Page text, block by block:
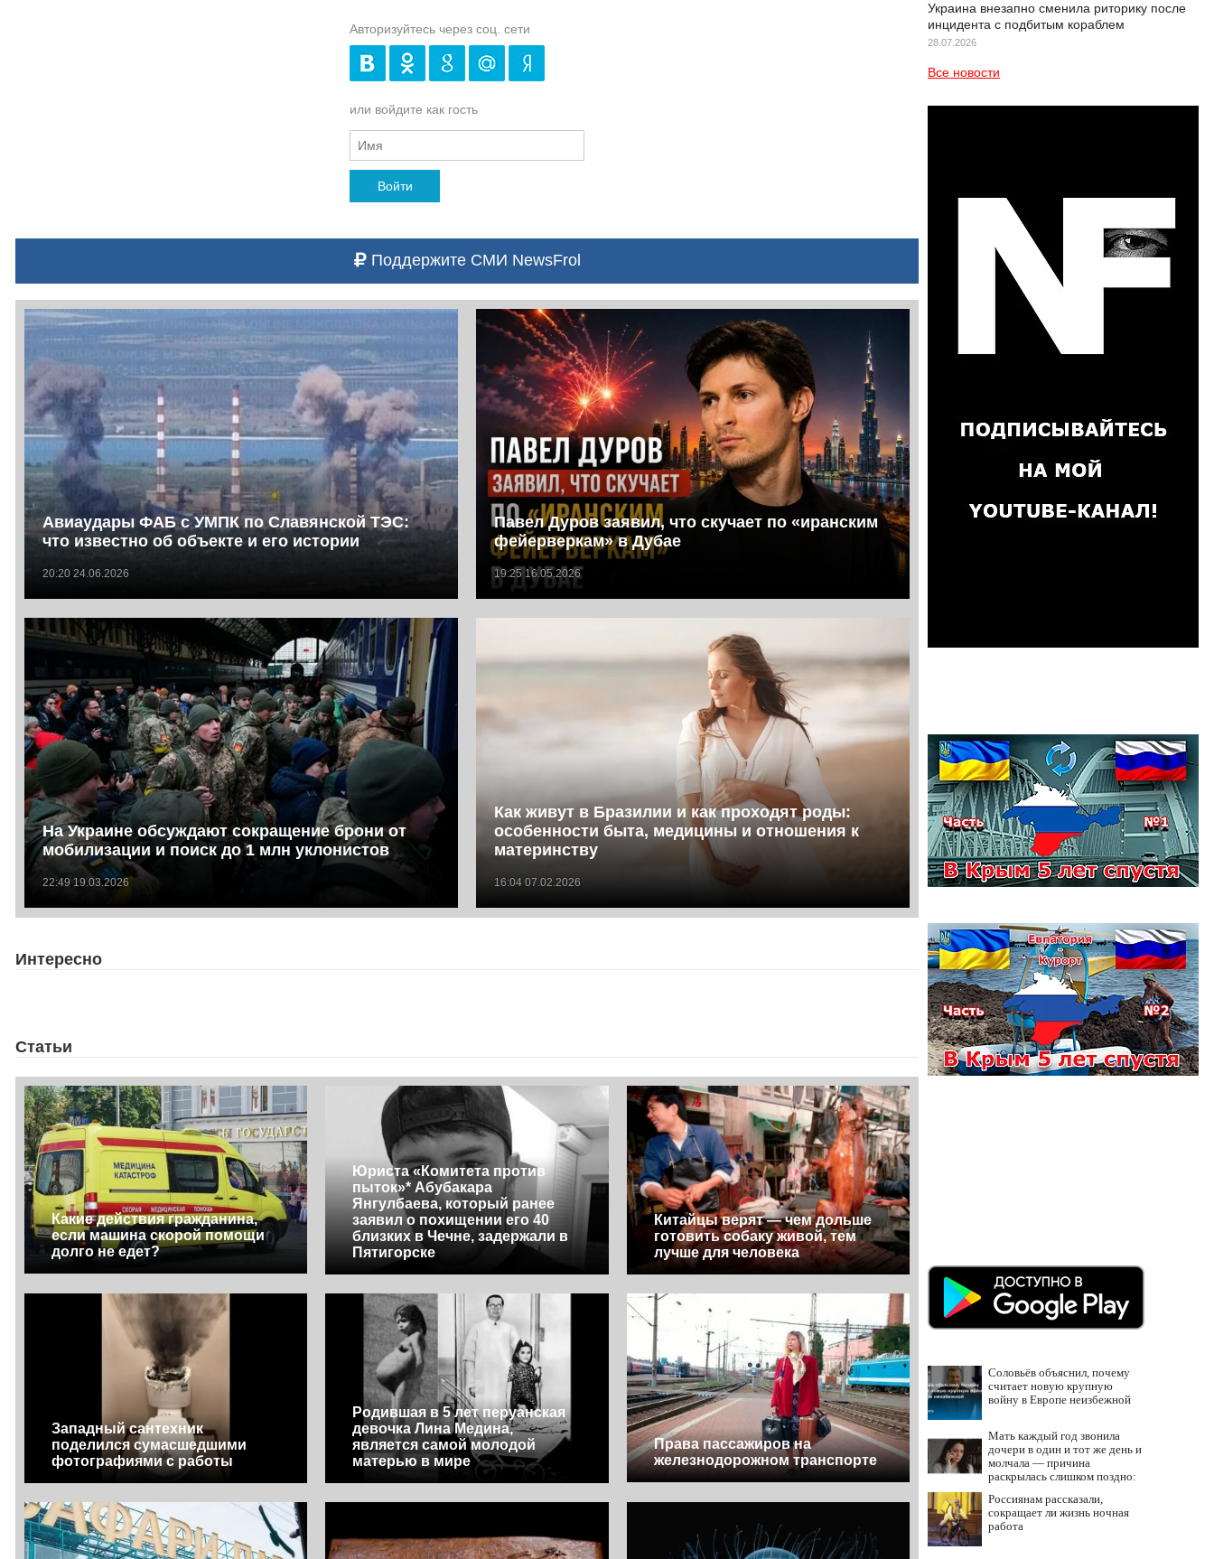
Авторизуйтесь через соц. сети
или войдите как гость
Войти
Поддержите СМИ NewsFrol
Авиаудары ФАБ с УМПК по Славянской ТЭС:
что известно об объекте и его истории
20:20 24.06.2026
Павел Дуров заявил, что скучает по «иранским
фейерверкам» в Дубае
19:25 16.05.2026
На Украине обсуждают сокращение брони от
мобилизации и поиск до 1 млн уклонистов
22:49 19.03.2026
Как живут в Бразилии и как проходят роды:
особенности быта, медицины и отношения к
материнству
16:04 07.02.2026
Интересно
Статьи
Какие действия гражданина,
если машина скорой помощи
долго не едет?
Юриста «Комитета против
пыток»* Абубакара
Янгулбаева, который ранее
заявил о похищении его 40
близких в Чечне, задержали в
Пятигорске
Китайцы верят — чем дольше
готовить собаку живой, тем
лучше для человека
Западный сантехник
поделился сумасшедшими
фотографиями с работы
Родившая в 5 лет перуанская
девочка Лина Медина,
является самой молодой
матерью в мире
Права пассажиров на
железнодорожном транспорте
Украина внезапно сменила риторику после
инцидента с подбитым кораблем
28.07.2026
Все новости
Соловьёв объяснил, почему
считает новую крупную
войну в Европе неизбежной
Мать каждый год звонила
дочери в один и тот же день и
молчала — причина
раскрылась слишком поздно:
Россиянам рассказали,
сокращает ли жизнь ночная
работа